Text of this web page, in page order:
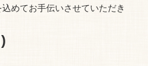
めてお手伝いさせていただき